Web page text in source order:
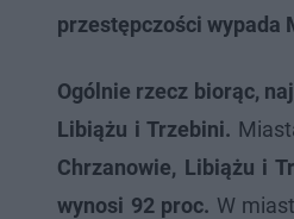
przestępczości wypada
Ogólnie rzecz biorąc,
Libiążu i Trzebini.
Chrzanowie, Libiążu i
wynosi 92 proc. W